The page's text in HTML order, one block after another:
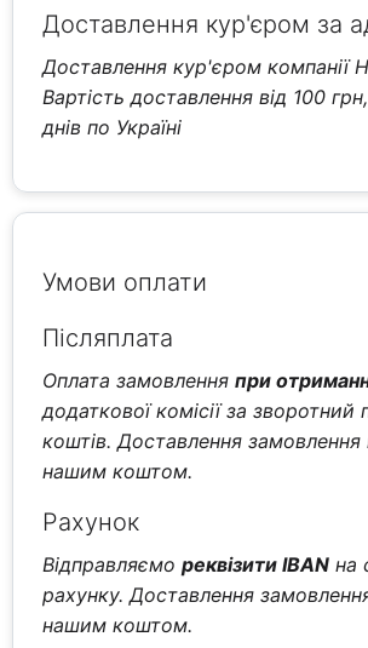
Доставлення кур'єром за
Доставлення кур'єром компанії
Вартість доставлення від 100
днів по Україні
Умови оплати
Післяплата
Оплата замовленняпри
додаткової комісії за зворотний
коштів. Доставлення замовлення
нашим коштом.
Рахунок
Відправляємореквізити IBAN на
рахунку. Доставлення
нашим коштом.